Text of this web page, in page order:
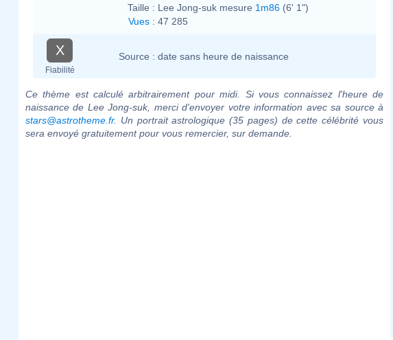
Taille : Lee Jong-suk mesure 1m86 (6' 1")
Vues : 47 285
X
Fiabilité
Source : date sans heure de naissance
Ce thème est calculé arbitrairement pour midi. Si vous connaissez l'heure de
naissance de Lee Jong-suk, merci d'envoyer votre information avec sa source à
stars@astrotheme.fr. Un portrait astrologique (35 pages) de cette célébrité vous
sera envoyé gratuitement pour vous remercier, sur demande.